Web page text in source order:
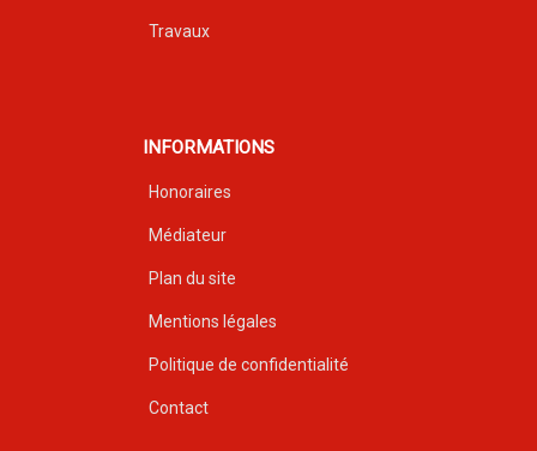
Travaux
INFORMATIONS
Honoraires
Médiateur
Plan du site
Mentions légales
Politique de confidentialité
Contact